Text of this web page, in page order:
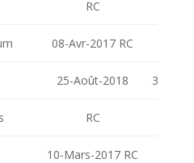
RC
08-Avr-2017 RC
25-Août-2018 30-
RC
10-Mars-2017 RC